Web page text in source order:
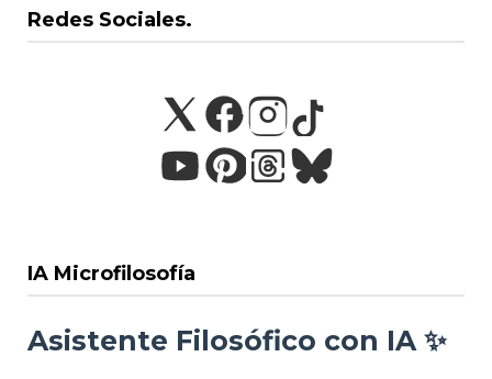
Redes Sociales.
IA Microfilosofía
Asistente Filosófico con IA ✨